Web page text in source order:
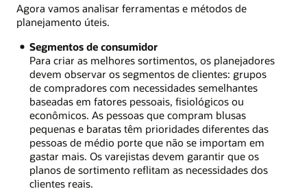
Agora vamos analisar ferramentas e métodos de
planejamento úteis.
Segmentos de consumidor
Para criar as melhores sortimentos, os planejadores
devem observar os segmentos de clientes: grupos
de compradores com necessidades semelhantes
baseadas em fatores pessoais, fisiológicos ou
econômicos. As pessoas que compram blusas
pequenas e baratas têm prioridades diferentes das
pessoas de médio porte que não se importam em
gastar mais. Os varejistas devem garantir que os
planos de sortimento reflitam as necessidades dos
clientes reais.